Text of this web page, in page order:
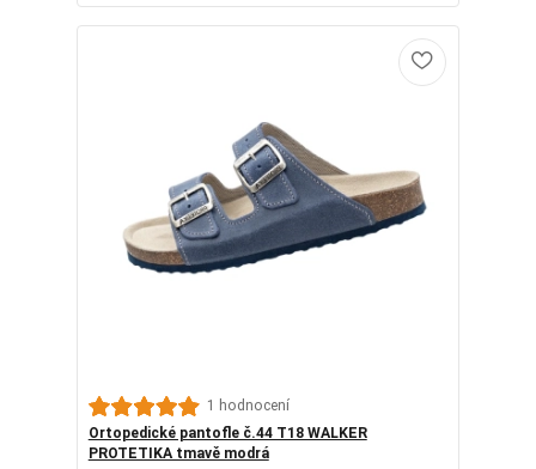
1 hodnocení
Ortopedické pantofle č.44 T18 WALKER
PROTETIKA tmavě modrá